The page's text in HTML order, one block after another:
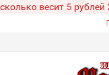
сколько весит 5